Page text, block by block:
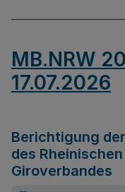
MB.NRW
17.07.2026
Berichtigung
des
Giroverbandes